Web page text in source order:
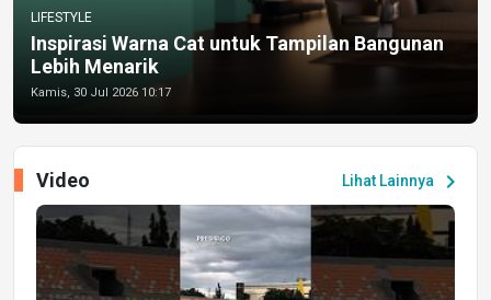
LIFESTYLE
Inspirasi Warna Cat untuk Tampilan Bangunan
Lebih Menarik
Kamis, 30 Jul 2026 10:17
Lihat Lainnya chevron_right
Video